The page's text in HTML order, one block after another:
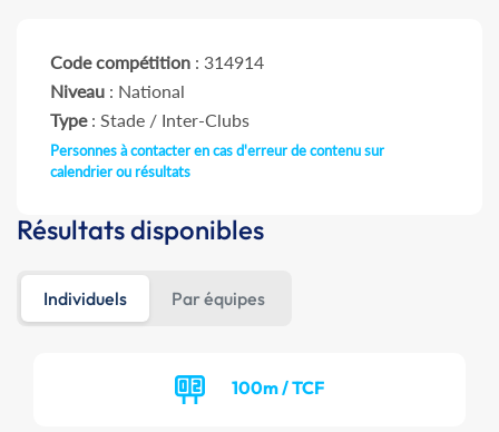
Code compétition : 314914
Niveau : National
Type: Stade / Inter-Clubs
Personnes à contacter en cas d'erreur de contenu sur
calendrier ou résultats
Résultats disponibles
Individuels Par équipes
100m / TCF